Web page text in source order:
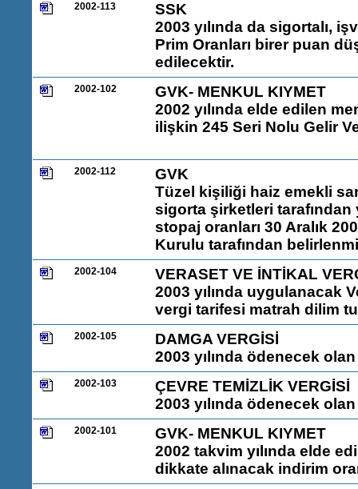
2002-113
SSK
2003 yılında da sigortalı,
Prim Oranları birer puan
edilecektir.
2002-102
GVK- MENKUL KIYMET
2002 yılında elde edilen
ilişkin 245 Seri Nolu Gelir
2002-112
GVK
Tüzel kişiliği haiz emekli
sigorta şirketleri
stopaj oranları 30 Aralık
Kurulu tarafından
2002-104
VERASET VE İNTİKAL
2003 yılında uygulanacak
vergi tarifesi matrah dilim
2002-105
DAMGA VERGİSİ
2003 yılında ödenecek
2002-103
ÇEVRE TEMİZLİK VERGİSİ
2003 yılında ödenecek
2002-101
GVK- MENKUL KIYMET
2002 takvim yılında elde
dikkate alınacak indirim